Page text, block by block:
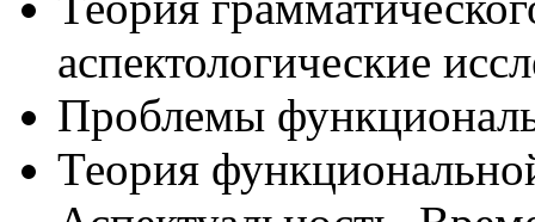
аспектологические
Проблемы
Теория